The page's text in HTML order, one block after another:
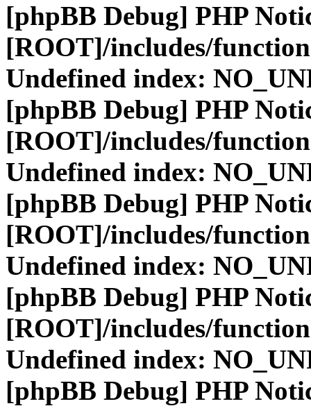
[phpBB Debug] PHP
[ROOT]/includes/
Undefined index:
[phpBB Debug] PHP
[ROOT]/includes/
Undefined index:
[phpBB Debug] PHP
[ROOT]/includes/
Undefined index:
[phpBB Debug] PHP
[ROOT]/includes/
Undefined index:
[phpBB Debug] PHP